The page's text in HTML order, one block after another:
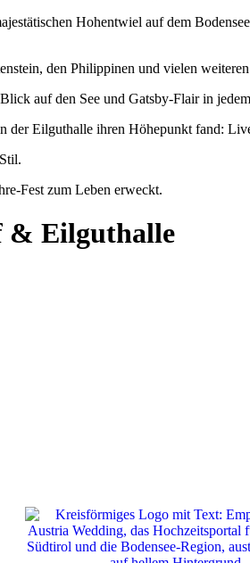
Hohentwiel auf dem
den Philippinen und vielen
auf den See und Gatsby-Flair in
der Eilguthalle ihren Höhepunkt fand:
Fest zum Leben erweckt.
& Eilguthalle